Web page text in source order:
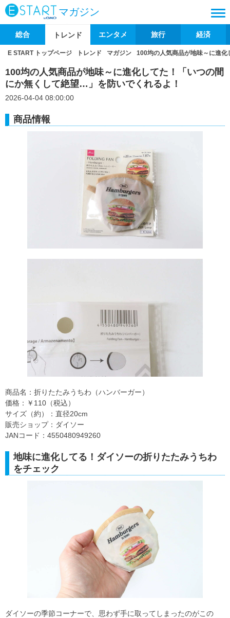
マガジン
総合 トレンド エンタメ 旅行 経済
E START トップページ トレンド マガジン 100均の人気商品が地味～に進
100均の人気商品が地味～に進化してた！「いつの間
にか無くして絶望…」を防いでくれるよ！
2026-04-04 08:00:00
商品情報
商品名：折りたたみうちわ（ハンバーガー）
価格：￥110（税込）
サイズ（約）：直径20cm
販売ショップ：ダイソー
JANコード：4550480949260
地味に進化してる！ダイソーの折りたたみうちわ
をチェック
ダイソーの季節コーナーで、思わず手に取ってしまったのがこの